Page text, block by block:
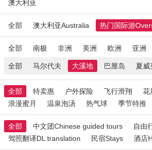
澳大利亚
全部 澳大利亚Australia 热门国际游
全部 南极 非洲 美洲 欧洲 亚洲
全部 马尔代夫 大溪地 巴厘岛 夏威
全部 特卖惠 户外探险 飞行滑翔 花
浪漫蜜月
温泉泡汤 热气球 季节特推
全部 中文团Chinese guided tours 自由
驾照翻译DL translation
民宿Stays 酒店